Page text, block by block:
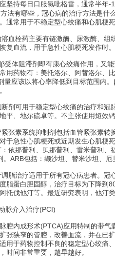
坚持每日口服氯吡格雷，通常半年-1
通常用于不稳定型心绞痛和心肌梗
栓药主要有链激酶、尿激酶、组
复血流，用于急性心肌梗死发作时。
体阻滞剂即有康心绞痛作用，又能
用药物有：美托洛尔、阿替洛尔、
量应该以将心率降低到目标范围内
可用于稳定型心绞痛的治疗和冠
平、地尔硫卓等。不主张使用短效
素系统抑制剂包括血管紧张素转
于急性心肌梗死或近期发生心肌梗
：依那普利、贝那普利、雷米普利
。ARB包括：缬沙坦、替米沙坦、
治疗适用于所有冠心病患者。冠
脂蛋白胆固醇，治疗目标为下降到
托伐他汀等。最近研究表明，他汀
介入治疗(PCI)
内成形术(PTCA)应用特制的带气
张狭窄的管腔，改善血流，并在已
用于药物控制不良的稳定型心绞痛
时间非常重要，越早越好。